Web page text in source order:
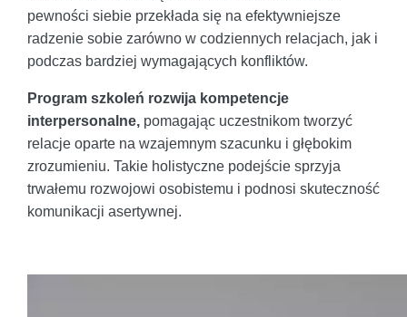
pewności siebie przekłada się na efektywniejsze
radzenie sobie zarówno w codziennych relacjach, jak i
podczas bardziej wymagających konfliktów.
Program szkoleń rozwija kompetencje
interpersonalne, pomagając uczestnikom tworzyć
relacje oparte na wzajemnym szacunku i głębokim
zrozumieniu. Takie holistyczne podejście sprzyja
trwałemu rozwojowi osobistemu i podnosi skuteczność
komunikacji asertywnej.